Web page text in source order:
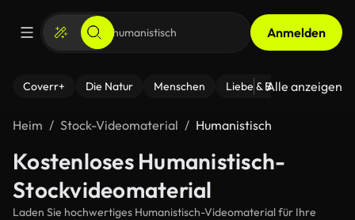
Anmelden
Coverr+ Die Natur Menschen Liebe & Beziehungen
Alle anzeigen
Heim Stock-Videomaterial Humanistisch
Kostenloses Humanistisch-
Stockvideomaterial
Laden Sie hochwertiges Humanistisch-Videomaterial für Ihre